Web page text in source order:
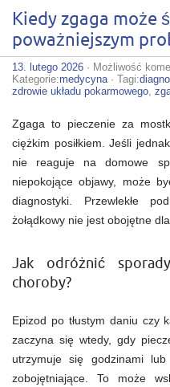
Kiedy zgaga może
poważniejszym
13. lutego 2026 · Możliwość
Kategorie:medycyna · Tagi:
zdrowie układu pokarmowego
Zgaga to pieczenie za
ciężkim posiłkiem. Jeśli
nie reaguje na domowe
niepokojące objawy, może
diagnostyki. Przewlekłe
żołądkowy nie jest obojętne
Jak odróżnić
choroby?
Epizod po tłustym daniu czy
zaczyna się wtedy, gdy
utrzymuje się godzinami
zobojętniające. To może